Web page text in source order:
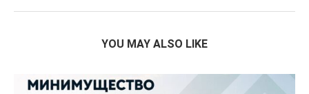
YOU MAY ALSO LIKE